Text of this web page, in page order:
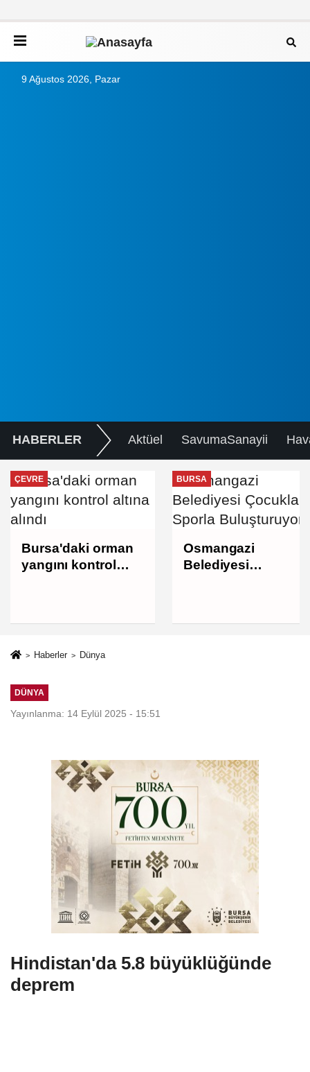
9 Ağustos 2026, Pazar
HABERLER Aktüel SavumaSanayii
ÇEVRE
Bursa'daki orman
yangını kontrol
BURSA
Osmangazi
Belediyesi
Haberler Dünya
DÜNYA
Yayınlanma: 14 Eylül 2025 - 15:51
Hindistan'da 5.8 büyüklüğünde
deprem